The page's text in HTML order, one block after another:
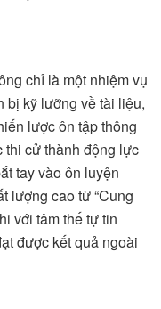
chỉ là một nhiệm vụ
bị kỹ lưỡng về tài liệu,
lược ôn tập thông
thi cử thành động lực
tay vào ôn luyện
lượng cao từ “Cung
với tâm thế tự tin
được kết quả ngoài